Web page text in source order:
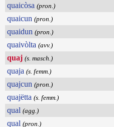
quaicòsa (pron.)
quaicun (pron.)
quaidun (pron.)
quaivòlta (avv.)
quaj (s. masch.)
quaja (s. femm.)
quajcun (pron.)
quajëtta (s. femm.)
qual (agg.)
qual (pron.)